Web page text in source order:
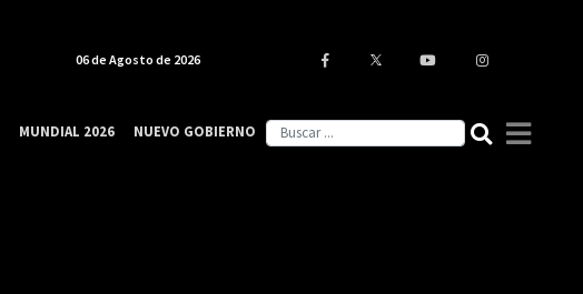
06 de Agosto de 2026
MUNDIAL 2026 NUEVO GOBIERNO